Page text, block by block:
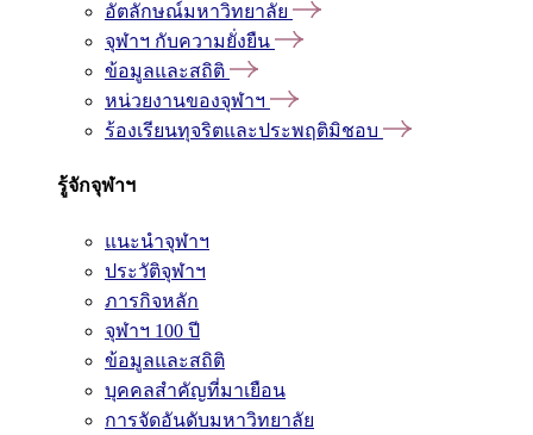
อัตลักษณ์มหาวิทยาลัย
จุฬาฯ กับความยั่งยืน
ข้อมูลและสถิติ
หน่วยงานของจุฬาฯ
ร้องเรียนทุจริตและประพฤติมิชอบ
รู้จักจุฬาฯ
แนะนำจุฬาฯ
ประวัติจุฬาฯ
ภารกิจหลัก
จุฬาฯ 100 ปี
ข้อมูลและสถิติ
บุคคลสำคัญที่มาเยือน
การจัดอันดับมหาวิทยาลัย